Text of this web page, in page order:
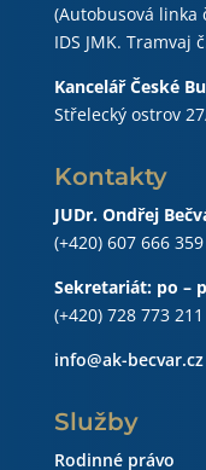
(Autobusová linka
IDS JMK. Tramvaj
Kancelář České
Střelecký ostrov
Kontakty
JUDr. Ondřej
(+420) 607 666 359
Sekretariát: po –
(+420) 728 773 211
info@ak-becvar.cz
Služby
Rodinné právo